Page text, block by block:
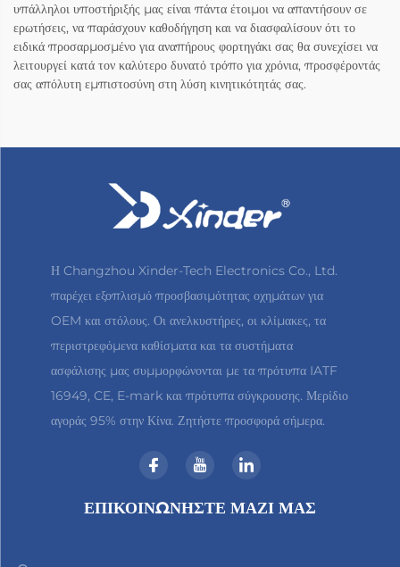
υπάλληλοι υποστήριξής μας είναι πάντα έτοιμοι να απαντήσουν σε
ερωτήσεις, να παράσχουν καθοδήγηση και να διασφαλίσουν ότι το
ειδικά προσαρμοσμένο για αναπήρους φορτηγάκι σας θα συνεχίσει να
λειτουργεί κατά τον καλύτερο δυνατό τρόπο για χρόνια, προσφέροντάς
σας απόλυτη εμπιστοσύνη στη λύση κινητικότητάς σας.
Η Changzhou Xinder-Tech Electronics Co., Ltd.
παρέχει εξοπλισμό προσβασιμότητας οχημάτων για
OEM και στόλους. Οι ανελκυστήρες, οι κλίμακες, τα
περιστρεφόμενα καθίσματα και τα συστήματα
ασφάλισης μας συμμορφώνονται με τα πρότυπα IATF
16949, CE, E-mark και πρότυπα σύγκρουσης. Μερίδιο
αγοράς 95% στην Κίνα. Ζητήστε προσφορά σήμερα.
ΕΠΙΚΟΙΝΩΝΉΣΤΕ ΜΑΖΊ ΜΑΣ